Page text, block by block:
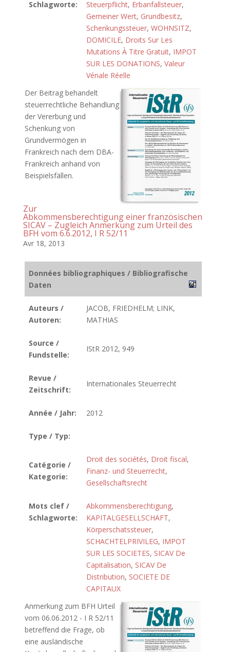
Schlagworte:
Steuerpflicht, Erbanfallsteuer,
Gemeiner Wert, Grundbesitz,
Schenkungssteuer, WOHNSITZ,
DOMICILE, Droits Sur Les
Mutations À Titre Gratuit, IMPOT
SUR LES DONATIONS, Valeur
Vénale Réelle
Der Beitrag behandelt
steuerrechtliche Behandlung
der Vererbung und
Schenkung von
Grundvermögen in
Frankreich nach dem DBA-
Frankreich anhand von
Beispielsfällen.
Zur
Abkommensberechtigung einer französischen
SICAV – Zugleich Anmerkung zum Urteil des
BFH vom 6.6.2012, I R 52/11
Avr 18, 2013
Données bibliographiques / Bibliografische
Daten
Auteurs /
Autoren:
JACOB, FRIEDHELM; LINK,
MATHIAS
Source /
Fundstelle:
IStR 2012, 949
Revue /
Zeitschrift:
Internationales Steuerrecht
Année / Jahr: 2012
Type / Typ:
Catégorie /
Kategorie:
Droit des sociétés, Droit fiscal,
Finanz- und Steuerrecht,
Gesellschaftsrecht
Mots clef /
Schlagworte:
Abkommensberechtigung,
KAPITALGESELLSCHAFT,
Körperschatssteuer,
SCHACHTELPRIVILEG, IMPOT
SUR LES SOCIETES, SICAV De
Capitalisation, SICAV De
Distribution, SOCIETE DE
CAPITAUX
Anmerkung zum BFH Urteil
vom 06.06.2012 - I R 52/11
betreffend die Frage, ob
eine ausländische